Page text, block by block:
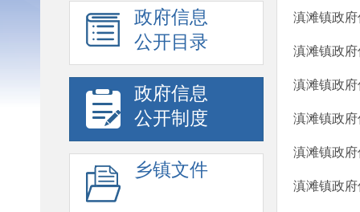
政府信息
公开目录
政府信息
公开制度
乡镇文件
滇滩镇政
滇滩镇政
滇滩镇政
滇滩镇政
滇滩镇政
滇滩镇政